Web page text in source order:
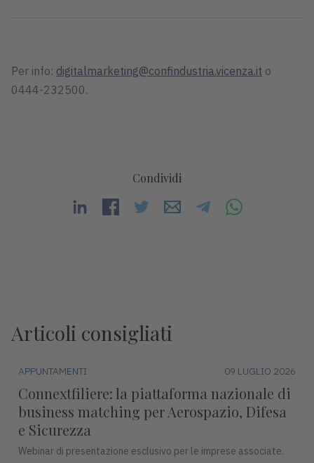
Per info: digitalmarketing@confindustria.vicenza.it o
0444-232500.
Condividi
Articoli consigliati
APPUNTAMENTI 09 LUGLIO 2026
Connextfiliere: la piattaforma nazionale di
business matching per Aerospazio, Difesa
e Sicurezza
Webinar di presentazione esclusivo per le imprese associate.